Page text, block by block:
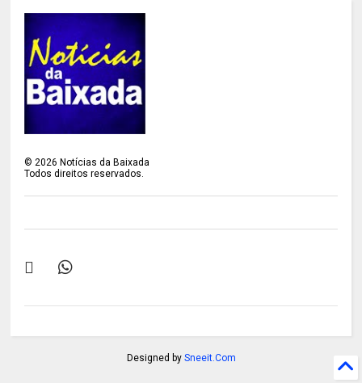
©2026 Notícias da Baixada
Todos direitos reservados.
Designed by Sneeit.Com